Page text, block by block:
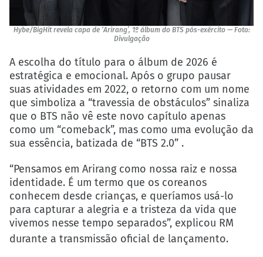
Hybe/BigHit revela capa de ‘Arirang’, 1º álbum do BTS pós-exército — Foto:
Divulgação
A escolha do título para o álbum de 2026 é
estratégica e emocional. Após o grupo pausar
suas atividades em 2022, o retorno com um nome
que simboliza a “travessia de obstáculos” sinaliza
que o BTS não vê este novo capítulo apenas
como um “comeback”, mas como uma evolução da
sua essência, batizada de “BTS 2.0” .
“Pensamos em Arirang como nossa raiz e nossa
identidade. É um termo que os coreanos
conhecem desde crianças, e queríamos usá-lo
para capturar a alegria e a tristeza da vida que
vivemos nesse tempo separados”, explicou RM
durante a transmissão oficial de lançamento.